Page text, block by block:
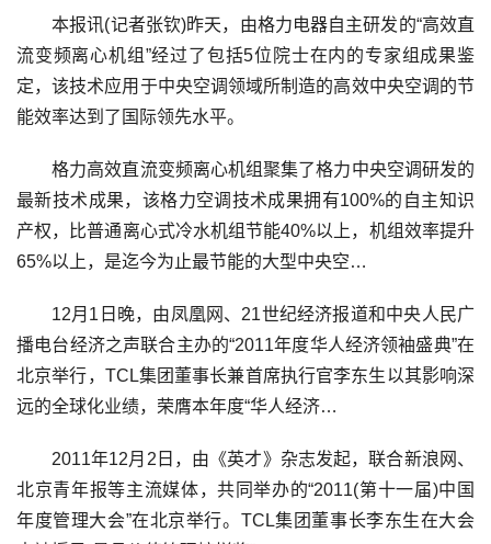
本报讯(记者张钦)昨天，由格力电器自主研发的“高效直
流变频离心机组”经过了包括5位院士在内的专家组成果鉴
定，该技术应用于中央空调领域所制造的高效中央空调的节
能效率达到了国际领先水平。
格力高效直流变频离心机组聚集了格力中央空调研发的
最新技术成果，该格力空调技术成果拥有100%的自主知识
产权，比普通离心式冷水机组节能40%以上，机组效率提升
65%以上，是迄今为止最节能的大型中央空…
12月1日晚，由凤凰网、21世纪经济报道和中央人民广
播电台经济之声联合主办的“2011年度华人经济领袖盛典”在
北京举行，TCL集团董事长兼首席执行官李东生以其影响深
远的全球化业绩，荣膺本年度“华人经济…
2011年12月2日，由《英才》杂志发起，联合新浪网、
北京青年报等主流媒体，共同举办的“2011(第十一届)中国
年度管理大会”在北京举行。TCL集团董事长李东生在大会